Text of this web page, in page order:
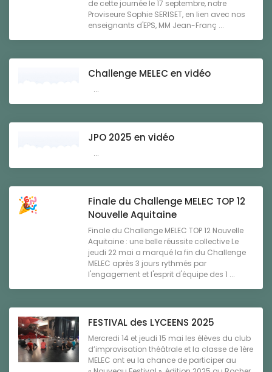
de cette journée le 17 septembre, notre
Proviseure Sophie SERISET, en lien avec nos
enseignants d'EPS, MM Jean-Franç ...
Challenge MELEC en vidéo
...
JPO 2025 en vidéo
...
Finale du Challenge MELEC TOP 12
Nouvelle Aquitaine
Finale du Challenge MELEC TOP 12 Nouvelle
Aquitaine : une belle réussite collective Le
jeudi 22 mai a marqué la fin du Challenge
MELEC après 3 jours rythmés par
l'engagement et l'esprit d'équipe des 1 ...
FESTIVAL des LYCEENS 2025
Mercredi 14 et jeudi 15 mai les élèves du club
d’improvisation théâtrale et la classe de 1ère
MELEC ont eu la chance de participer au